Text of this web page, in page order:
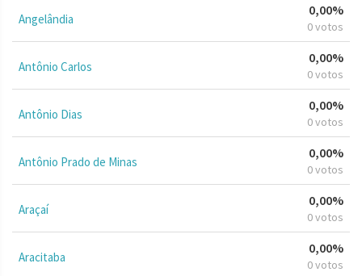
Angelândia
0,00%
0 votos
Antônio Carlos
0,00%
0 votos
Antônio Dias
0,00%
0 votos
Antônio Prado de Minas
0,00%
0 votos
Araçaí
0,00%
0 votos
Aracitaba
0,00%
0 votos